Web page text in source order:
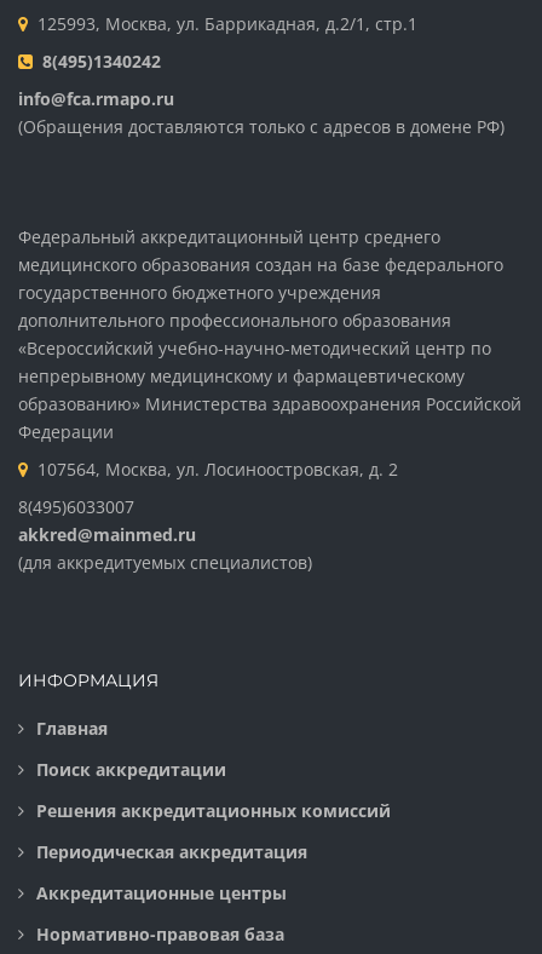
125993, Москва, ул. Баррикадная, д.2/1, стр.1
8(495)1340242
info@fca.rmapo.ru
(Обращения доставляются только с адресов в домене РФ)
Федеральный аккредитационный центр среднего
медицинского образования создан на базе федерального
государственного бюджетного учреждения
дополнительного профессионального образования
«Всероссийский учебно-научно-методический центр по
непрерывному медицинскому и фармацевтическому
образованию» Министерства здравоохранения Российской
Федерации
107564, Москва, ул. Лосиноостровская, д. 2
8(495)6033007
akkred@mainmed.ru
(для аккредитуемых специалистов)
ИНФОРМАЦИЯ
Главная
Поиск аккредитации
Решения аккредитационных комиссий
Периодическая аккредитация
Аккредитационные центры
Нормативно-правовая база